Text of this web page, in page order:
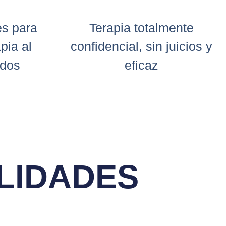
para
al
Terapia totalmente
confidencial, sin juicios y
eficaz